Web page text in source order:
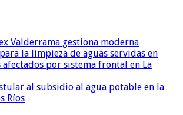
Valderrama gestiona moderna
la limpieza de aguas servidas en
afectados por sistema frontal en La
al subsidio al agua potable en la
Ríos